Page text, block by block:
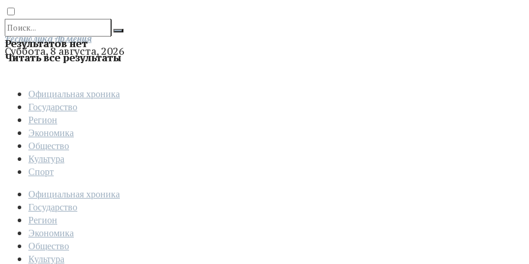
Результатов нет
Читать все результаты
Отправить
Республика Армения
Суббота, 8 августа, 2026
Официальная хроника
Государство
Регион
Экономика
Общество
Культура
Спорт
Официальная хроника
Государство
Регион
Экономика
Общество
Культура